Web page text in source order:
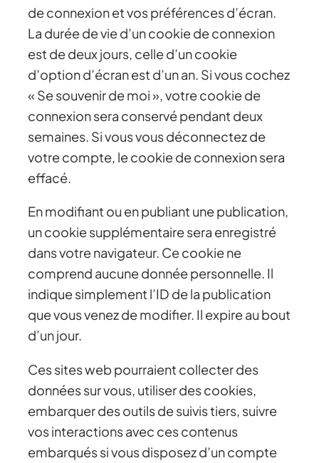
de connexion et vos préférences d’écran.
La durée de vie d’un cookie de connexion
est de deux jours, celle d’un cookie
d’option d’écran est d’un an. Si vous cochez
« Se souvenir de moi », votre cookie de
connexion sera conservé pendant deux
semaines. Si vous vous déconnectez de
votre compte, le cookie de connexion sera
effacé.
En modifiant ou en publiant une publication,
un cookie supplémentaire sera enregistré
dans votre navigateur. Ce cookie ne
comprend aucune donnée personnelle. Il
indique simplement l’ID de la publication
que vous venez de modifier. Il expire au bout
d’un jour.
Ces sites web pourraient collecter des
données sur vous, utiliser des cookies,
embarquer des outils de suivis tiers, suivre
vos interactions avec ces contenus
embarqués si vous disposez d’un compte